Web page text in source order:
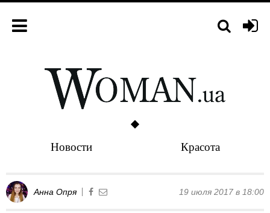
Новости Красота
Анна Опря 19 июля 2017 в 18:00